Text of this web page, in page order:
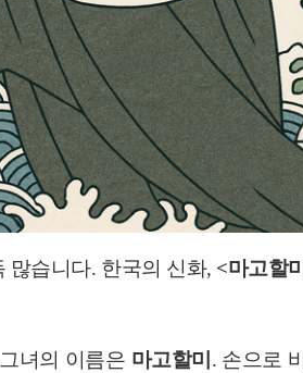
많습니다. 한국의 신화, <마고할
그녀의 이름은 마고할미 . 손으로